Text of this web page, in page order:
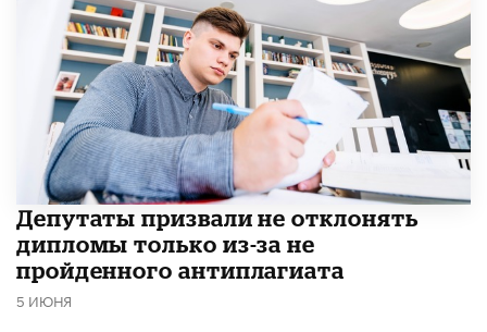
Депутаты призвали не отклонять
дипломы только из-за не
пройденного антиплагиата
5 ИЮНЯ